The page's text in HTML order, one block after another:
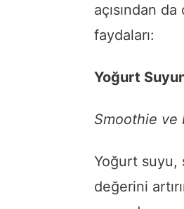
açısından
faydaları:
Yoğurt
Smoothie ve
Yoğurt suyu,
değerini